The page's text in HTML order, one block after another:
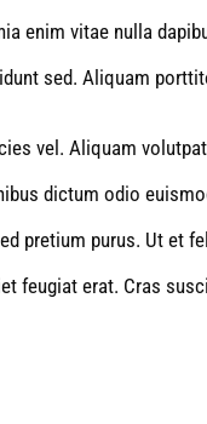
enim vitae nulla
sed. Aliquam
vel. Aliquam
dictum odio
pretium purus. Ut et
feugiat erat. Cras